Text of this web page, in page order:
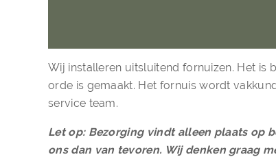
Wij installeren uitsluitend fornuizen. Het is
orde is gemaakt. Het fornuis wordt
service team.
Let op: Bezorging vindt alleen plaats op
ons dan van tevoren. Wij denken graag